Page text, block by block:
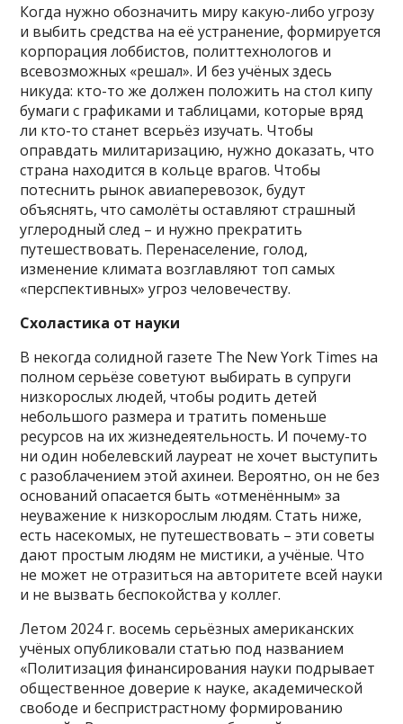
Когда нужно обозначить миру какую-либо угрозу
и выбить средства на её устранение, формируется
корпорация лоббистов, политтехнологов и
всевозможных «решал». И без учёных здесь
никуда: кто-то же должен положить на стол кипу
бумаги с графиками и таблицами, которые вряд
ли кто-то станет всерьёз изучать. Чтобы
оправдать милитаризацию, нужно доказать, что
страна находится в кольце врагов. Чтобы
потеснить рынок авиаперевозок, будут
объяснять, что самолёты оставляют страшный
углеродный след – и нужно прекратить
путешествовать. Перенаселение, голод,
изменение климата возглавляют топ самых
«перспективных» угроз человечеству.
Схоластика от науки
В некогда солидной газете The New York Times на
полном серьёзе советуют выбирать в супруги
низкорослых людей, чтобы родить детей
небольшого размера и тратить поменьше
ресурсов на их жизнедеятельность. И почему-то
ни один нобелевский лауреат не хочет выступить
с разоблачением этой ахинеи. Вероятно, он не без
оснований опасается быть «отменённым» за
неуважение к низкорослым людям. Стать ниже,
есть насекомых, не путешествовать – эти советы
дают простым людям не мистики, а учёные. Что
не может не отразиться на авторитете всей науки
и не вызвать беспокойства у коллег.
Летом 2024 г. восемь серьёзных американских
учёных опубликовали статью под названием
«Политизация финансирования науки подрывает
общественное доверие к науке, академической
свободе и беспристрастному формированию